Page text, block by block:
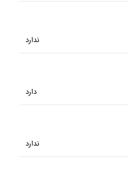
ندارد
دارد
ندارد